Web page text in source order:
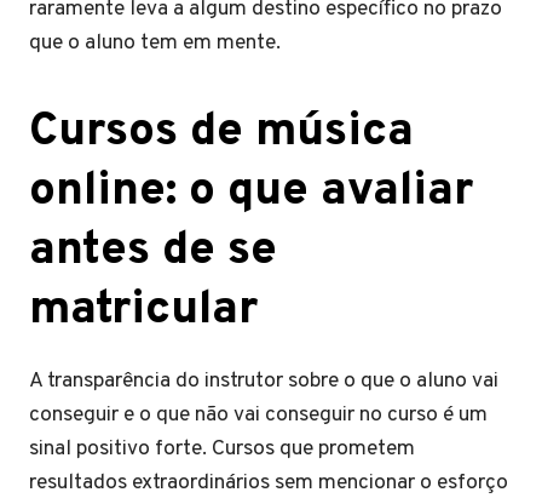
raramente leva a algum destino específico no prazo
que o aluno tem em mente.
Cursos de música
online: o que avaliar
antes de se
matricular
A transparência do instrutor sobre o que o aluno vai
conseguir e o que não vai conseguir no curso é um
sinal positivo forte. Cursos que prometem
resultados extraordinários sem mencionar o esforço